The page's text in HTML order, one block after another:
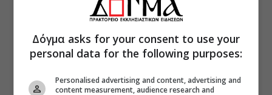
Δόγμα asks for your consent to use your
personal data for the following purposes:
Personalised advertising and content, advertising and
content measurement, audience research and